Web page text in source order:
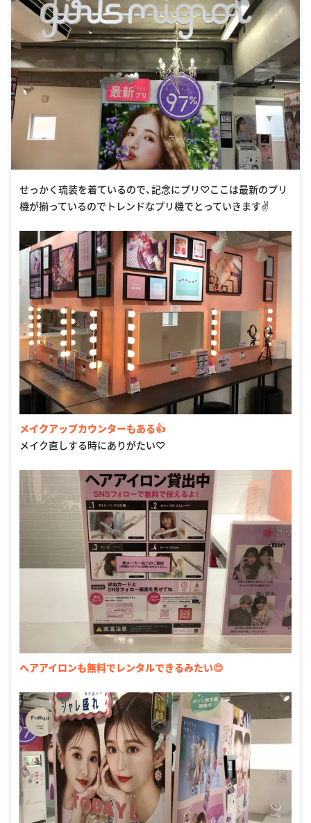
せっかく琉装を着ているので、記念にプリ♡ここは最新のプリ
機が揃っているのでトレンドなプリ機でとっていきます✌️
メイクアップカウンターもある👍
メイク直しする時にありがたい♡
ヘアアイロンも無料でレンタルできるみたい😍